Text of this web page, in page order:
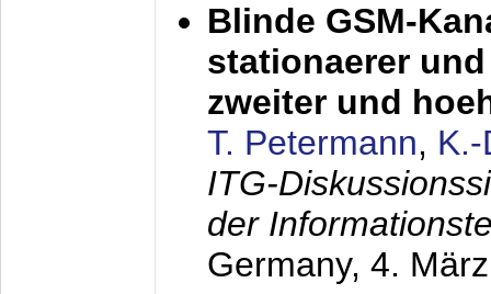
Blinde GSM-
stationaerer
zweiter und
T. Petermann,
ITG-
der
Germany, 4.